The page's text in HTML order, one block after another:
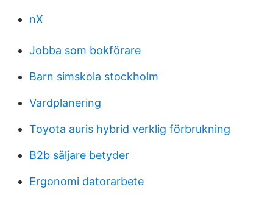
nX
Jobba som bokförare
Barn simskola stockholm
Vardplanering
Toyota auris hybrid verklig förbrukning
B2b säljare betyder
Ergonomi datorarbete